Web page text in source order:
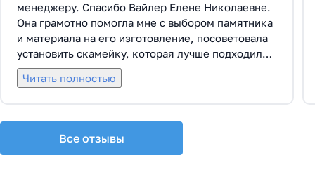
менеджеру. Спасибо Вайлер Елене Николаевне.
Она грамотно помогла мне с выбором памятника
и материала на его изготовление, посоветовала
установить скамейку, которая лучше подходила
по общему дизайну. Вышли на улицу, посмотрели
представленные варианты, я определилась с
все этапы которого были выполнены вовремя и
Читать полностью
Все отзывы